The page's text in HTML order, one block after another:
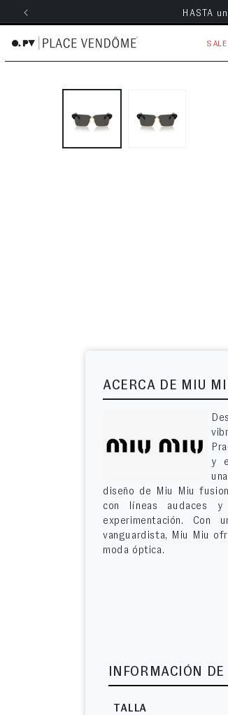
al contenido
SALE
ACERCA DE MIU
y
diseño de Miu Miu
con líneas audaces
experimentación.
vanguardista, Miu Miu
moda óptica.
INFORMACIÓN
TALLA